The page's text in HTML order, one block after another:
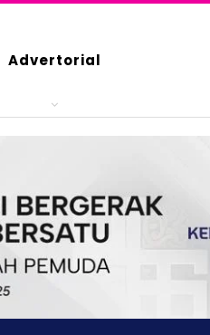
Advertorial